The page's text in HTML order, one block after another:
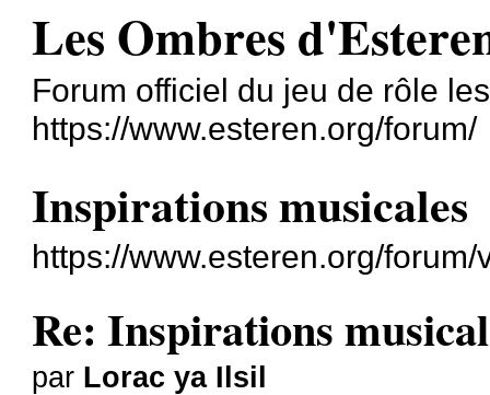
Les Ombres
Forum officiel du jeu de rôle
https://www.esteren.org/forum/
Inspirations musicales
https://www.esteren.org/
Re: Inspirations
par Lorac ya Ilsil